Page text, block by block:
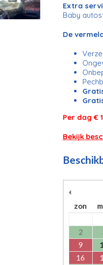
Extra
Baby
De
Per dag €
Bekijk
zon
2
9
16